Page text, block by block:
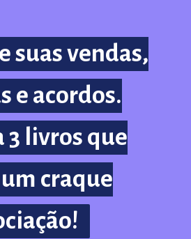
suas vendas,
e acordos.
3 livros que
craque
suas vendas,
e acordos.
3 livros que
craque